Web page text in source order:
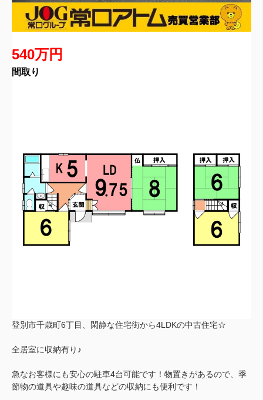
540万円
間取り
登別市千歳町6丁目、閑静な住宅街から4LDKの中古住宅☆
全居室に収納有り♪
急なお客様にも安心の駐車4台可能です！物置きがあるので、季
節物の道具や趣味の道具などの収納にも便利です！